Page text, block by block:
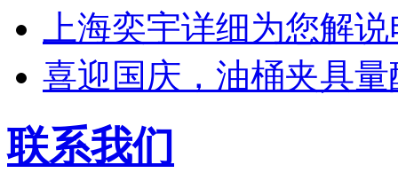
上海奕宇详细为您解
喜迎国庆，油桶夹具量
联系我们